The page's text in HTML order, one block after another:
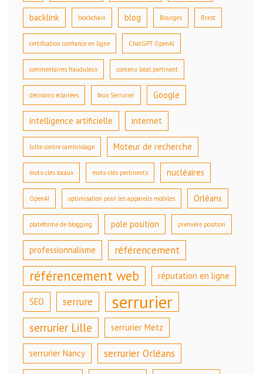
backlink blockchain blog Bourges Brest
certification confiance en ligne ChatGPT OpenAI
commentaires frauduleux contenu local pertinent
décisions éclairées faux Serrurier Google
intelligence artificielle internet
lutte contre cambriolage Moteur de recherche
mots-clés locaux mots-clés pertinents nucléaires
OpenAI optimisation pour les appareils mobiles Orléans
plateforme de blogging pole position première position
professionnalisme référencement
référencement web réputation en ligne
SEO serrure serrurier
serrurier Lille serrurier Metz
serrurier Nancy serrurier Orléans